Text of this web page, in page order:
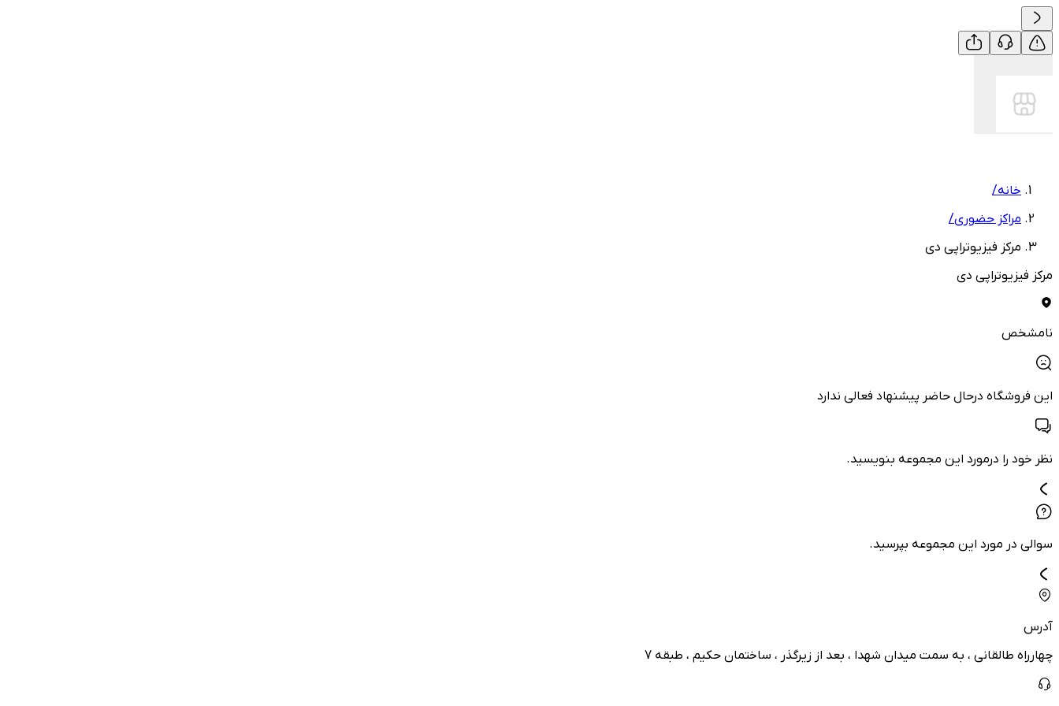
خانه/
مراکز حضوری/
مرکز فیزیوتراپی دی
مرکز فیزیوتراپی دی
نامشخص
این فروشگاه درحال حاضر پیشنهاد فعالی ندارد
نظر خود را درمورد این مجموعه بنویسید.
سوالی در مورد این مجموعه بپرسید.
آدرس
چهارراه طالقانی ، به سمت میدان شهدا ، بعد از زیرگذر ، ساختمان حکیم ، طبقه 7